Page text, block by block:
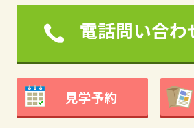
電話問い合わ
見学予約